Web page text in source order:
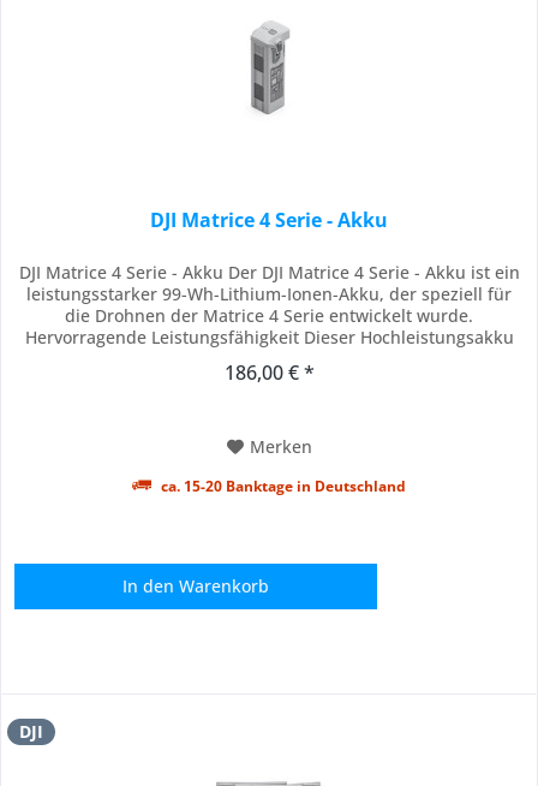
DJI Matrice 4 Serie - Akku
DJI Matrice 4 Serie - Akku Der DJI Matrice 4 Serie - Akku ist ein
leistungsstarker 99-Wh-Lithium-Ionen-Akku, der speziell für
die Drohnen der Matrice 4 Serie entwickelt wurde.
Hervorragende Leistungsfähigkeit Dieser Hochleistungsakku
anspruchsvollen Anwendungen. Die maximale Flugzeit wurde
186,00 € *
Merken
ca. 15-20 Banktage in Deutschland
In den Warenkorb
DJI